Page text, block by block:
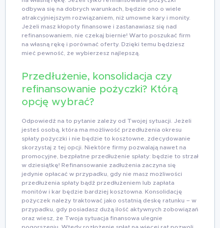
odbywa się na dobrych warunkach, będzie ono o wiele
atrakcyjniejszym rozwiązaniem, niż umowne kary i monity.
Jeżeli masz kłopoty finansowe i zastanawiasz się nad
refinansowaniem, nie czekaj biernie! Warto poszukać firm
na własną rękę i porównać oferty. Dzięki temu będziesz
mieć pewność, że wybierzesz najlepszą.
Przedłużenie, konsolidacja czy
refinansowanie pożyczki? Którą
opcję wybrać?
Odpowiedź na to pytanie zależy od Twojej sytuacji. Jeżeli
jesteś osobą, która ma możliwość przedłużenia okresu
spłaty pożyczki i nie będzie to kosztowne, zdecydowanie
skorzystaj z tej opcji. Niektóre firmy pozwalają nawet na
promocyjne, bezpłatne przedłużenie spłaty: będzie to strzał
w dziesiątkę! Refinansowanie zadłużenia zaczyna się
jedynie opłacać w przypadku, gdy nie masz możliwości
przedłużenia spłaty bądź przedłużeniem lub zapłata
monitów i kar będzie bardziej kosztowna. Konsolidację
pożyczek należy traktować jako ostatnią deskę ratunku – w
przypadku, gdy posiadasz dużą ilość aktywnych zobowiązań
oraz wiesz, że Twoja sytuacja finansowa ulegnie